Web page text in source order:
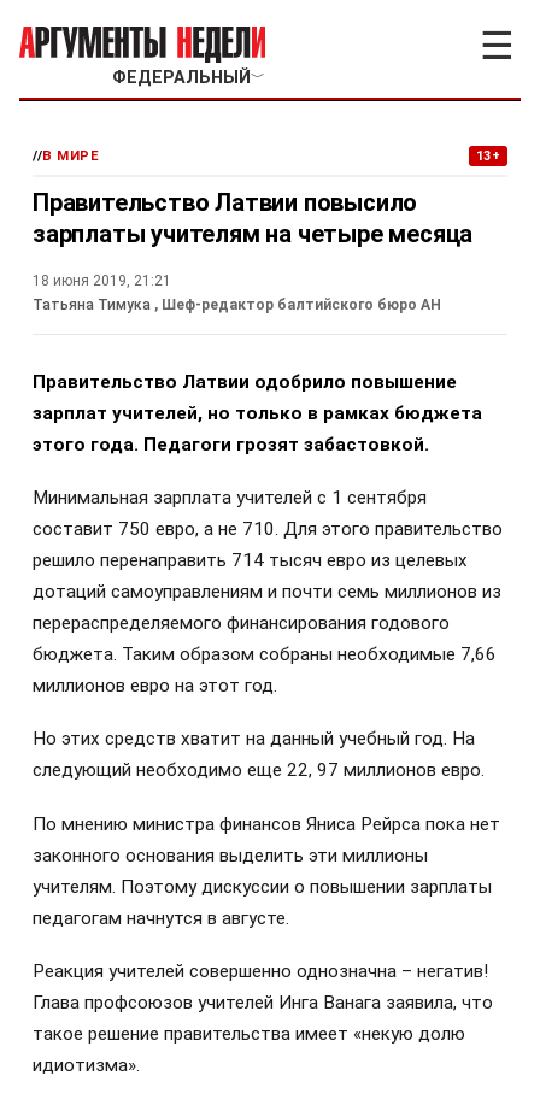
ФЕДЕРАЛЬНЫЙ ﹀
☰
//В МИРЕ 13+
Правительство Латвии повысило
зарплаты учителям на четыре месяца
18 июня 2019, 21:21
Татьяна Тимука , Шеф-редактор балтийского бюро АН
Правительство Латвии одобрило повышение
зарплат учителей, но только в рамках бюджета
этого года. Педагоги грозят забастовкой.
Минимальная зарплата учителей с 1 сентября
составит 750 евро, а не 710. Для этого правительство
решило перенаправить 714 тысяч евро из целевых
дотаций самоуправлениям и почти семь миллионов из
перераспределяемого финансирования годового
бюджета. Таким образом собраны необходимые 7,66
миллионов евро на этот год.
Но этих средств хватит на данный учебный год. На
следующий необходимо еще 22, 97 миллионов евро.
По мнению министра финансов Яниса Рейрса пока нет
законного основания выделить эти миллионы
учителям. Поэтому дискуссии о повышении зарплаты
педагогам начнутся в августе.
Реакция учителей совершенно однозначна – негатив!
Глава профсоюзов учителей Инга Ванага заявила, что
такое решение правительства имеет «некую долю
идиотизма».